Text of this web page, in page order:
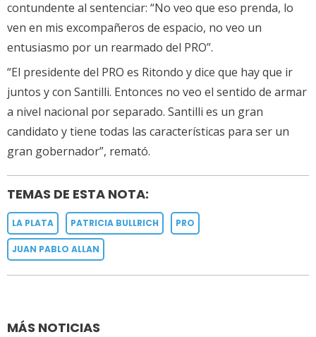
contundente al sentenciar: “No veo que eso prenda, lo
ven en mis excompañeros de espacio, no veo un
entusiasmo por un rearmado del PRO”.
“El presidente del PRO es Ritondo y dice que hay que ir
juntos y con Santilli. Entonces no veo el sentido de armar
a nivel nacional por separado. Santilli es un gran
candidato y tiene todas las características para ser un
gran gobernador”, remató.
TEMAS DE ESTA NOTA:
LA PLATA PATRICIA BULLRICH PRO
JUAN PABLO ALLAN
MÁS NOTICIAS